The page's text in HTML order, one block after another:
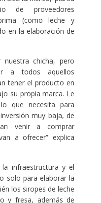
de proveedores
(como leche y
en la elaboración de
nuestra chicha, pero
a todos aquellos
tener el producto en
su propia marca. Le
que necesita para
muy baja, de
venir a comprar
a ofrecer” explica
infraestructura y el
solo para elaborar la
los siropes de leche
y fresa, además de